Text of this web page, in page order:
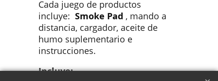
Cada juego de productos
incluye: Smoke Pad , mando a
distancia, cargador, aceite de
humo suplementario e
instrucciones.
Incluye: